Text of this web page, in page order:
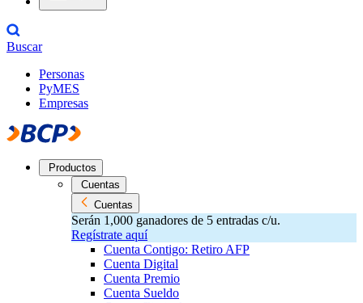
Buscar
Personas
PyMES
Empresas
Productos
Cuentas
Cuentas
Serán 1,000 ganadores de 5 entradas c/u.
Regístrate aquí
Cuenta Contigo: Retiro AFP
Cuenta Digital
Cuenta Premio
Cuenta Sueldo